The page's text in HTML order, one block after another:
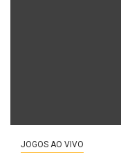
JOGOS AO VIVO